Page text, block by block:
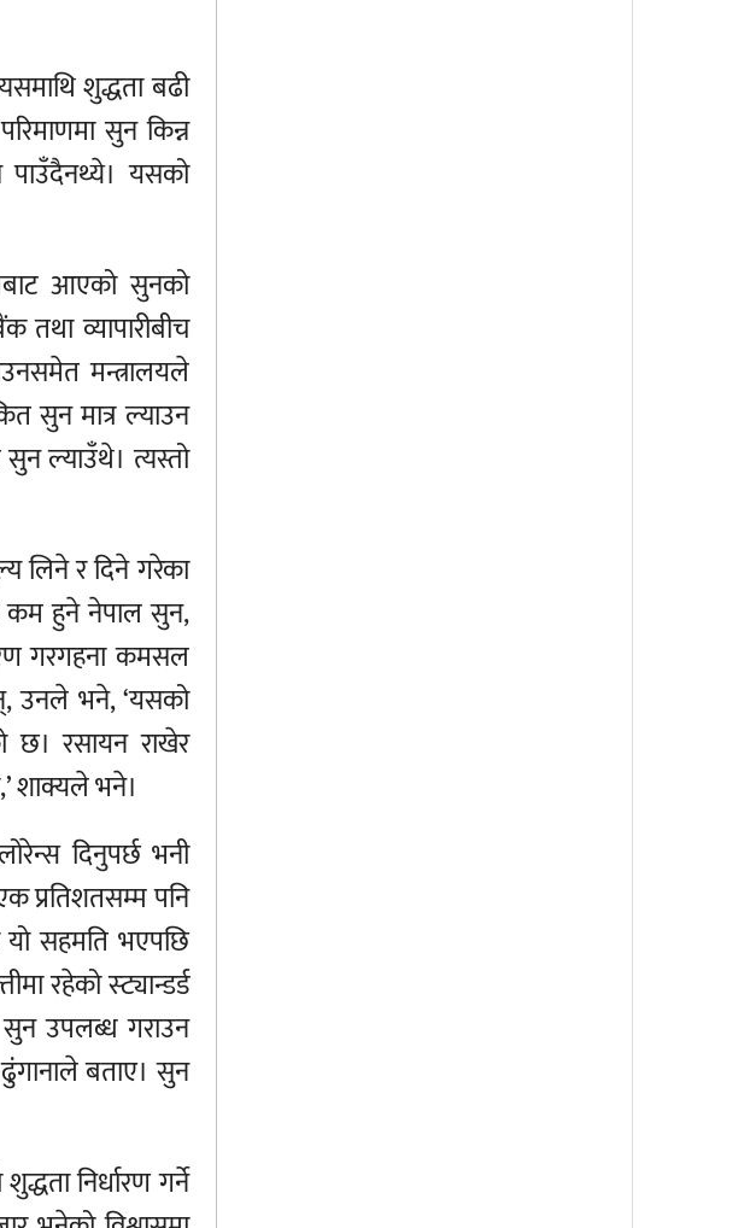
शुद्धता बढी
सुन किन्न
पाउँदैनथ्ये। यसको
आएको सुनको
तथा व्यापारीबीच
मन्त्रालयले
सुन मात्र ल्याउन
ल्याउँथे। त्यस्तो
लिने र दिने गरेका
कम हुने नेपाल सुन,
गरगहना कमसल
उनले भने, ‘यसको
छ। रसायन राखेर
शाक्यले भने।
दिनुपर्छ भनी
प्रतिशतसम्म पनि
सहमति भएपछि
रहेको स्ट्यान्डर्ड
उपलब्ध गराउन
ढुंगानाले बताए। सुन
निर्धारण गर्ने